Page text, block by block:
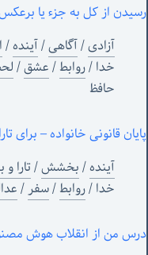
رسیدن از کل به جزء یا
آزادی/آگاهی/آینده/
خدا/روابط/عشق/
حافظ
پایان قانونی خانواده – برای تارا
آینده/بخشش/تارا
خدا/روابط/سفر/
درس من از انقلاب هوش